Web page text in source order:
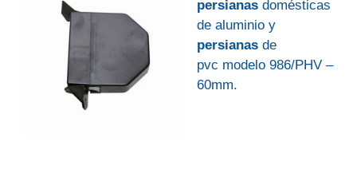
persianas domésticas
de aluminio y
persianas de
pvc modelo 986/PHV –
60mm.